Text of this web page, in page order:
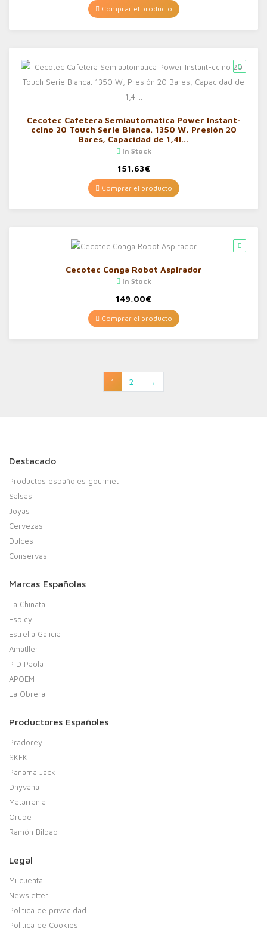
Comprar el producto
Cecotec Cafetera Semiautomatica Power Instant-
ccino 20 Touch Serie Bianca. 1350 W, Presión 20
Bares, Capacidad de 1,4l…
In Stock
151,63€
Comprar el producto
Cecotec Conga Robot Aspirador
In Stock
149,00€
Comprar el producto
1 2 →
Destacado
Productos españoles gourmet
Salsas
Joyas
Cervezas
Dulces
Conservas
Marcas Españolas
La Chinata
Espicy
Estrella Galicia
Amatller
P D Paola
APOEM
La Obrera
Productores Españoles
Pradorey
SKFK
Panama Jack
Dhyvana
Matarrania
Orube
Ramón Bilbao
Legal
Mi cuenta
Newsletter
Política de privacidad
Política de Cookies